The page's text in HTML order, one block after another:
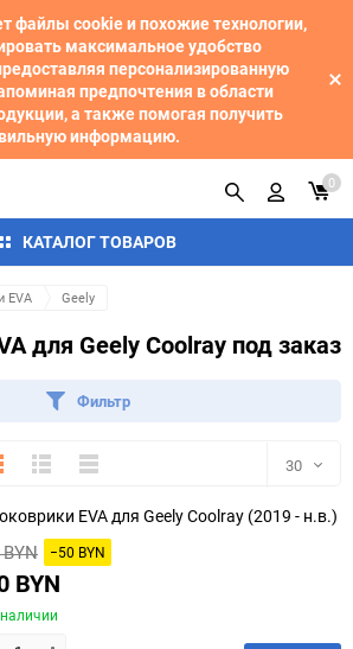
файлы cookie и похожие технологии,
максимальное удобство
персонализированную
предпочтения в области
а также помогая получить
информацию.
КАТАЛОГ ТОВАРОВ
0
EVA Geely
для Geely Coolray под заказ
Фильтр
ПодробноКомпактно 30
30
EVA для Geely Coolray (2019 - н.в.)
−50 BYN
BYN